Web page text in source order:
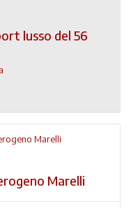
lusso del 56
Marelli